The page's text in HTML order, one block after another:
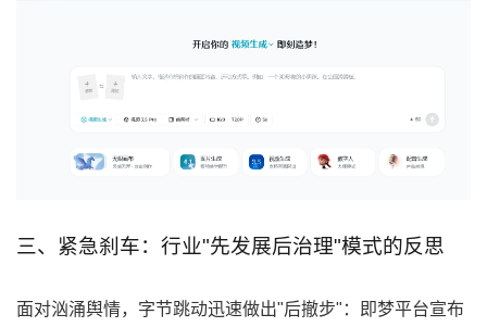
三、紧急刹车：行业"先发展后治理"模式的反思
面对汹涌舆情，字节跳动迅速做出"后撤步"：即梦平台宣布